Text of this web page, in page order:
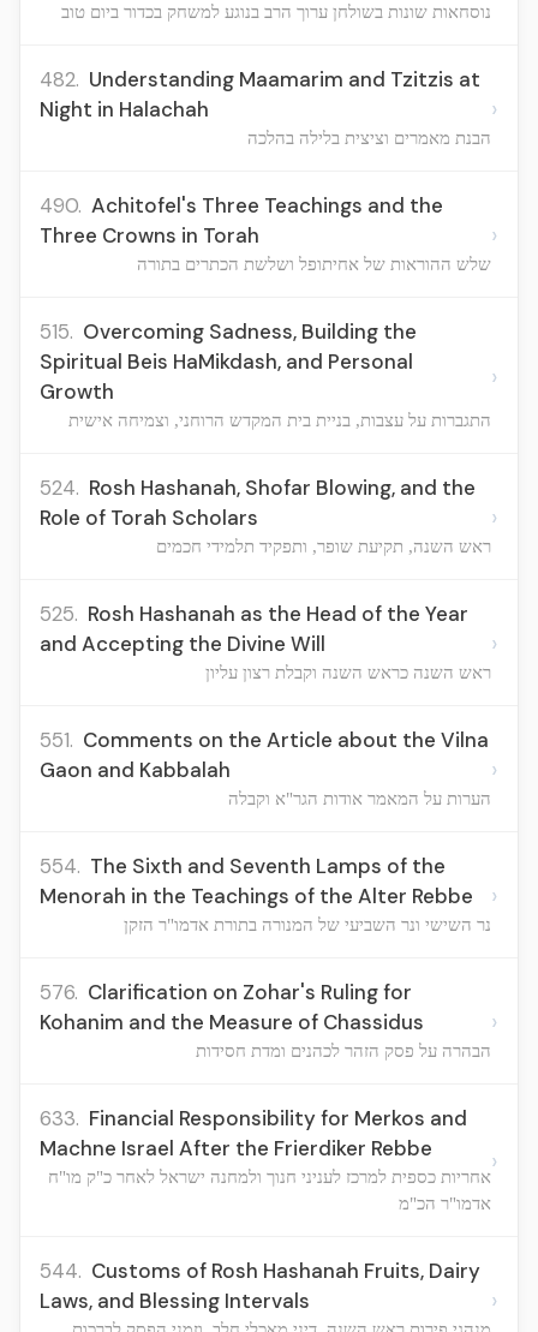
נוסחאות שונות בשולחן ערוך הרב בנוגע למשחק בכדור ביום טוב
482. Understanding Maamarim and Tzitzis at
Night in Halachah
הבנת מאמרים וציצית בלילה בהלכה
›
490. Achitofel's Three Teachings and the
Three Crowns in Torah
שלש ההוראות של אחיתופל ושלשת הכתרים בתורה
›
515. Overcoming Sadness, Building the
Spiritual Beis HaMikdash, and Personal
Growth
התגברות על עצבות, בניית בית המקדש הרוחני, וצמיחה אישית
›
524. Rosh Hashanah, Shofar Blowing, and the
Role of Torah Scholars
ראש השנה, תקיעת שופר, ותפקיד תלמידי חכמים
›
525. Rosh Hashanah as the Head of the Year
and Accepting the Divine Will
ראש השנה כראש השנה וקבלת רצון עליון
›
551. Comments on the Article about the Vilna
Gaon and Kabbalah
הערות על המאמר אודות הגר"א וקבלה
›
554. The Sixth and Seventh Lamps of the
Menorah in the Teachings of the Alter Rebbe
נר השישי ונר השביעי של המנורה בתורת אדמו"ר הזקן
›
576. Clarification on Zohar's Ruling for
Kohanim and the Measure of Chassidus
הבהרה על פסק הזהר לכהנים ומדת חסידות
›
633. Financial Responsibility for Merkos and
Machne Israel After the Frierdiker Rebbe
אחריות כספית למרכז לעניני חנוך ולמחנה ישראל לאחר כ"ק מו"ח
אדמו"ר הכ"מ
›
544. Customs of Rosh Hashanah Fruits, Dairy
Laws, and Blessing Intervals
›